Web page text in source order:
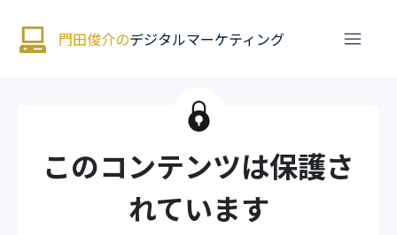
門田俊介のデジタルマーケティング
このコンテンツは保護さ
れています